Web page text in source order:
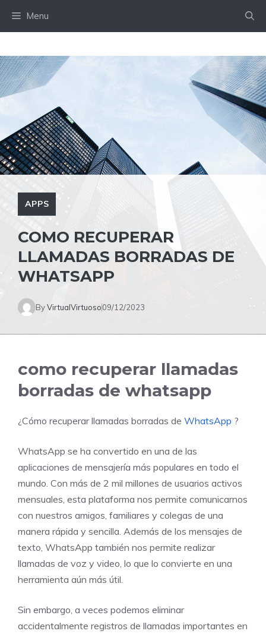
Menu
APPS
COMO RECUPERAR
LLAMADAS BORRADAS DE
WHATSAPP
ByVirtualVirtuoso09/12/2023
como recuperar llamadas
borradas de whatsapp
¿Cómo recuperar llamadas borradas de WhatsApp ?
WhatsApp se ha convertido en una de las
aplicaciones de mensajería más populares en todo el
mundo. Con más de 2 mil millones de usuarios activos
mensuales, esta plataforma nos permite comunicarnos
con nuestros amigos, familiares y colegas de una
manera rápida y sencilla. Además de los mensajes de
texto, WhatsApp también nos permite realizar
llamadas de voz y video, lo que lo convierte en una
herramienta aún más útil.
Sin embargo, a veces podemos eliminar
accidentalmente registros de llamadas importantes en